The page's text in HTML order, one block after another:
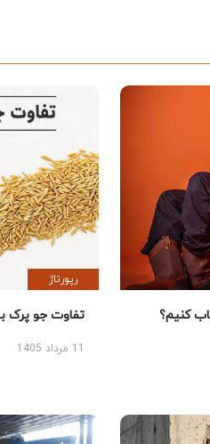
کنیم؟
رپورتاژ
تفاوت جو پرک